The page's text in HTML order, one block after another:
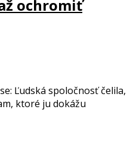
ochromiť